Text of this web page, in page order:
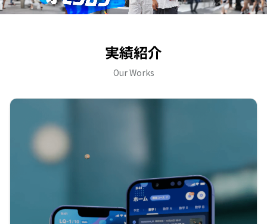
実績紹介
Our Works